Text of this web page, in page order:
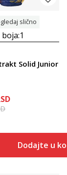
slično
1
Solid Junior
Dodajte u